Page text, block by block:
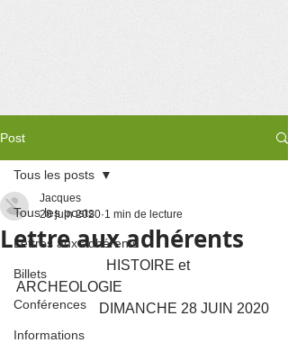
Post
Tous les posts
Lettres aux adhérents
Billets
Conférences
Informations
Tous les posts
Lettre aux adhérents
Jacques
28 juin 2020 1 min de lecture
ARCHEOLOGIE
                       DIMANCHE 28 JUIN 2020